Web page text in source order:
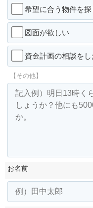
希望に合う物件を
図面が欲しい
資金計画の相談をし
【その他】
お名前